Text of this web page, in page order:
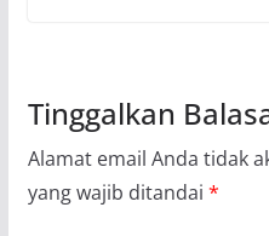
Tinggalkan
Alamat email Anda tidak
yang wajib ditandai *